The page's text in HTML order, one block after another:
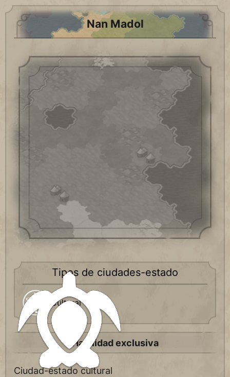
Nan Madol
Tipos de ciudades-estado
Cultural
Habilidad exclusiva
Ciudad-estado cultural